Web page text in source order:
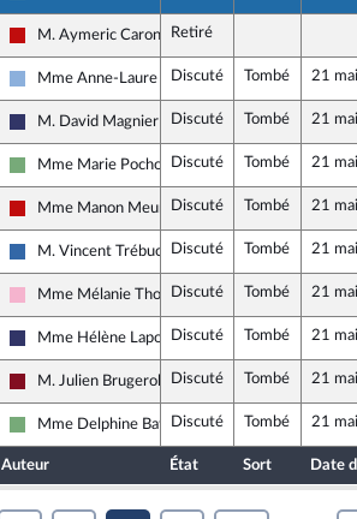
La France insoumise - Nouveau Front Populaire
M. Aymeric Caron Retiré
Droite Républicaine
Mme Anne-Laure BlinDiscuté Tombé 21
Rassemblement National
M. David Magnier Discuté Tombé 21
Écologiste et Social
Mme Marie Pochon Discuté Tombé 21
La France insoumise - Nouveau Front Populaire
Mme Manon MeunierDiscuté Tombé 21
Union des droites pour la République
M. Vincent TrébuchetDiscuté Tombé 21
Socialistes et apparentés
Mme Mélanie ThominDiscuté Tombé 21
Rassemblement National
Mme Hélène LaporteDiscuté Tombé 21
Gauche Démocrate et Républicaine
M. Julien BrugerollesDiscuté Tombé 21
Écologiste et Social
Mme Delphine BathoDiscuté Tombé 21
Auteur État Sort Date